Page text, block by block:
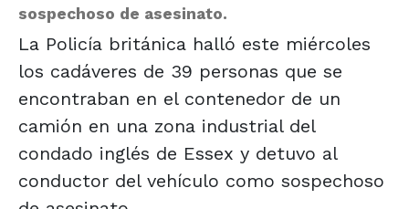
sospechoso de asesinato.
La Policía británica halló este miércoles
los cadáveres de 39 personas que se
encontraban en el contenedor de un
camión en una zona industrial del
condado inglés de Essex y detuvo al
conductor del vehículo como sospechoso